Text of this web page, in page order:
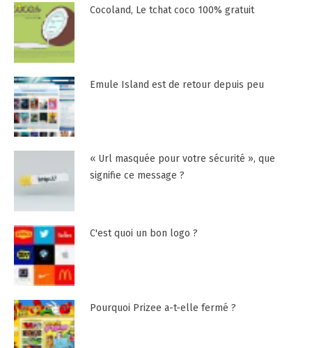
Cocoland, Le tchat coco 100% gratuit
Emule Island est de retour depuis peu
« Url masquée pour votre sécurité », que
signifie ce message ?
C'est quoi un bon logo ?
Pourquoi Prizee a-t-elle fermé ?